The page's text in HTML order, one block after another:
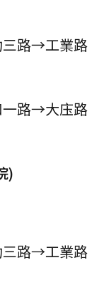
三路→工業路
一路→大庒路
)
三路→工業路